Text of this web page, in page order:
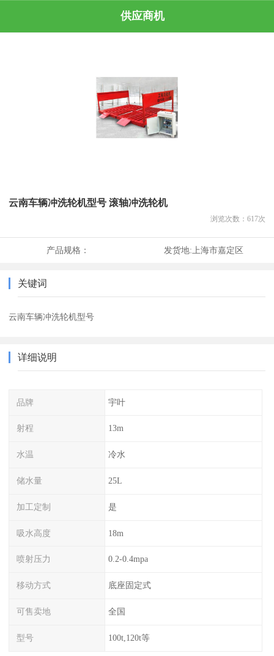
供应商机
云南车辆冲洗轮机型号 滚轴冲洗轮机
浏览次数： 617次
产品规格： 发货地:上海市嘉定区
关键词
云南车辆冲洗轮机型号
详细说明
品牌 宇叶
射程 13m
水温 冷水
储水量 25L
加工定制 是
吸水高度 18m
喷射压力 0.2-0.4mpa
移动方式 底座固定式
可售卖地 全国
型号 100t,120t等